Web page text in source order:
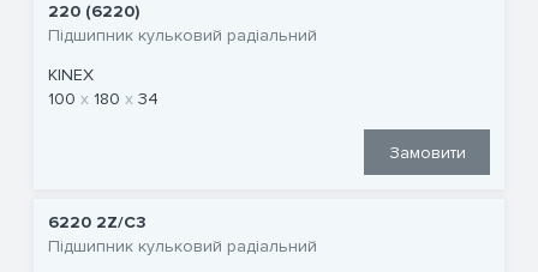
220 (6220)
Підшипник кульковий радіальний
KINEX
100
180 34
Замовити
6220 2Z/C3
Підшипник кульковий радіальний